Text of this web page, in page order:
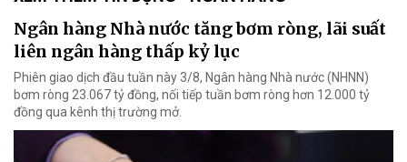
Ngân hàng Nhà nước tăng bơm ròng, lãi suất
liên ngân hàng thấp kỷ lục
Phiên giao dịch đầu tuần này 3/8, Ngân hàng Nhà nước (NHNN)
bơm ròng 23.067 tỷ đồng, nối tiếp tuần bơm ròng hơn 12.000 tỷ
đồng qua kênh thị trường mở.